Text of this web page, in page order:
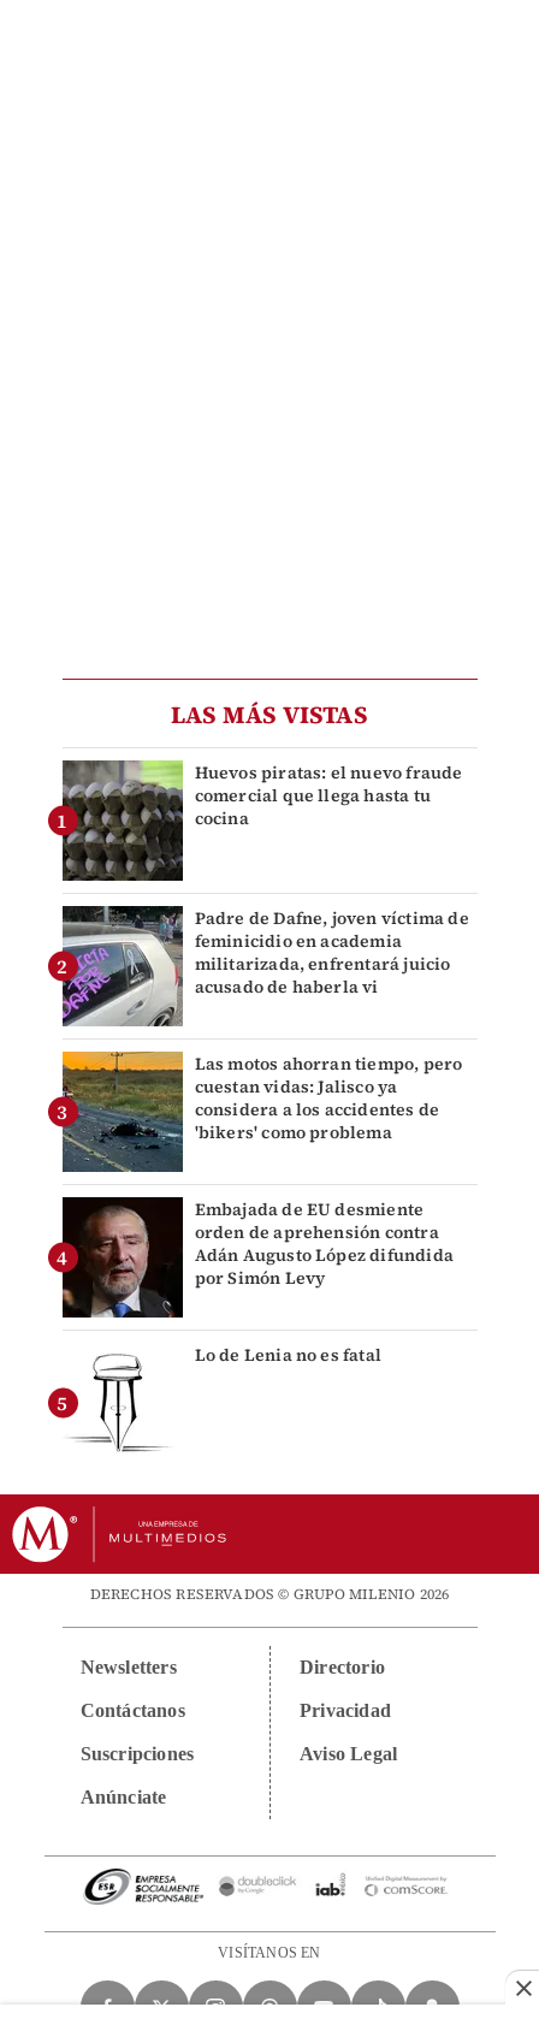
LAS MÁS VISTAS
Huevos piratas: el nuevo fraude
comercial que llega hasta tu
cocina
Padre de Dafne, joven víctima de
feminicidio en academia
militarizada, enfrentará juicio
acusado de haberla vi
Las motos ahorran tiempo, pero
cuestan vidas: Jalisco ya
considera a los accidentes de
'bikers' como problema
Embajada de EU desmiente
orden de aprehensión contra
Adán Augusto López difundida
por Simón Levy
Lo de Lenia no es fatal
DERECHOS RESERVADOS © GRUPO MILENIO 2026
Newsletters
Contáctanos
Suscripciones
Anúnciate
Directorio
Privacidad
Aviso Legal
VISÍTANOS EN